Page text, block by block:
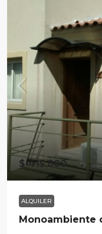
$ 415.000
ALQUILER
Monoambiente